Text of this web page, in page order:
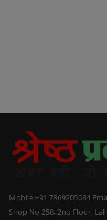
Mobile:+91 7869205084
Shop No 258, 2nd Floor,